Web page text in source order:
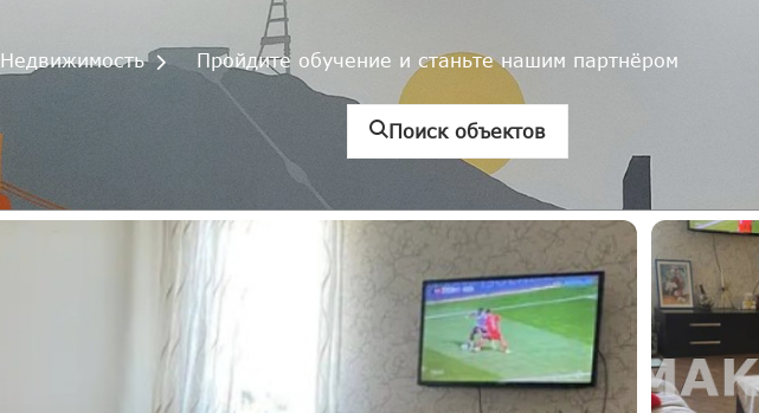
Недвижимость Пройдите обучение и станьте нашим партнёром
Поиск объектов